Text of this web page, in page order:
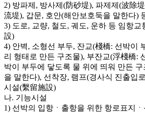
2) 방파제, 방사제(防砂堤), 파제제(波除
流堤), 갑문, 호안(해안보호둑을 말한다)
3) 도로, 교량, 철도, 궤도, 운하 등 임항
設)
4) 안벽, 소형선 부두, 잔교(棧橋: 선박이
리 형태로 만든 구조물), 부잔교(浮棧橋:
박이 부두에 닿도록 물 위에 띄워 만든
을 말한다), 선착장, 램프(경사식 진출입
시설(繫留施設)
나. 기능시설
1) 선박의 입항ㆍ출항을 위한 항로표지